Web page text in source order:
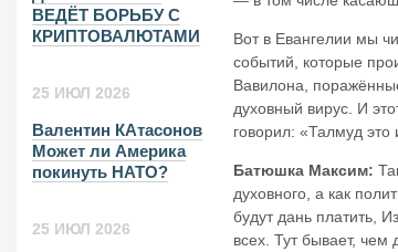
ВЕДЁТ БОРЬБУ С
КРИПТОВАЛЮТАМИ
25 ИЮЛ 2026
Валентин КАтасонов.
Может ли Америка
покинуть НАТО?
25 ИЮЛ 2026
Вот в Евангелии мы
событий, которые
Вавилона,
духовный вирус. И
говорил: «Талмуд это
Батюшка Максим:
духовного, а как
будут дань платить,
всех. Тут бывает,